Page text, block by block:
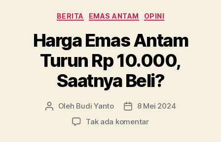
Kategori
BERITA EMAS ANTAM OPINI
Harga Emas Antam
Turun Rp 10.000,
Saatnya Beli?
Penulis
Oleh Budi Yanto
Tanggal
artikel
8 Mei 2024
Tak ada komentarpada